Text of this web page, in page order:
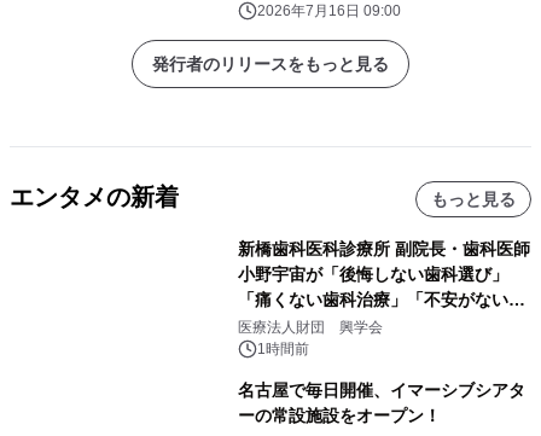
ン 2026年7月16日 09:00
発行者のリリースをもっと見る
エンタメの新着 もっと見る
新橋歯科医科診療所 副院長・歯科医師
小野宇宙が「後悔しない歯科選び」
「痛くない歯科治療」「不安がない治
療計画」をテーマに専門監修
医療法人財団 興学会
1時間前
名古屋で毎日開催、イマーシブシアタ
ーの常設施設をオープン！